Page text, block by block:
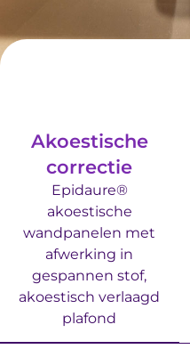
Akoestische
correctie
Epidaure®
akoestische
wandpanelen met
afwerking in
gespannen stof,
akoestisch verlaagd
plafond